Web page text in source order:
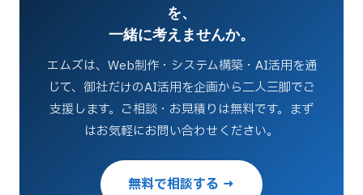
を、
一緒に考えませんか。
エムズは、Web制作・システム構築・AI活用を通
じて、御社だけのAI活用を企画から二人三脚でご
支援します。ご相談・お見積りは無料です。まず
はお気軽にお問い合わせください。
無料で相談する →